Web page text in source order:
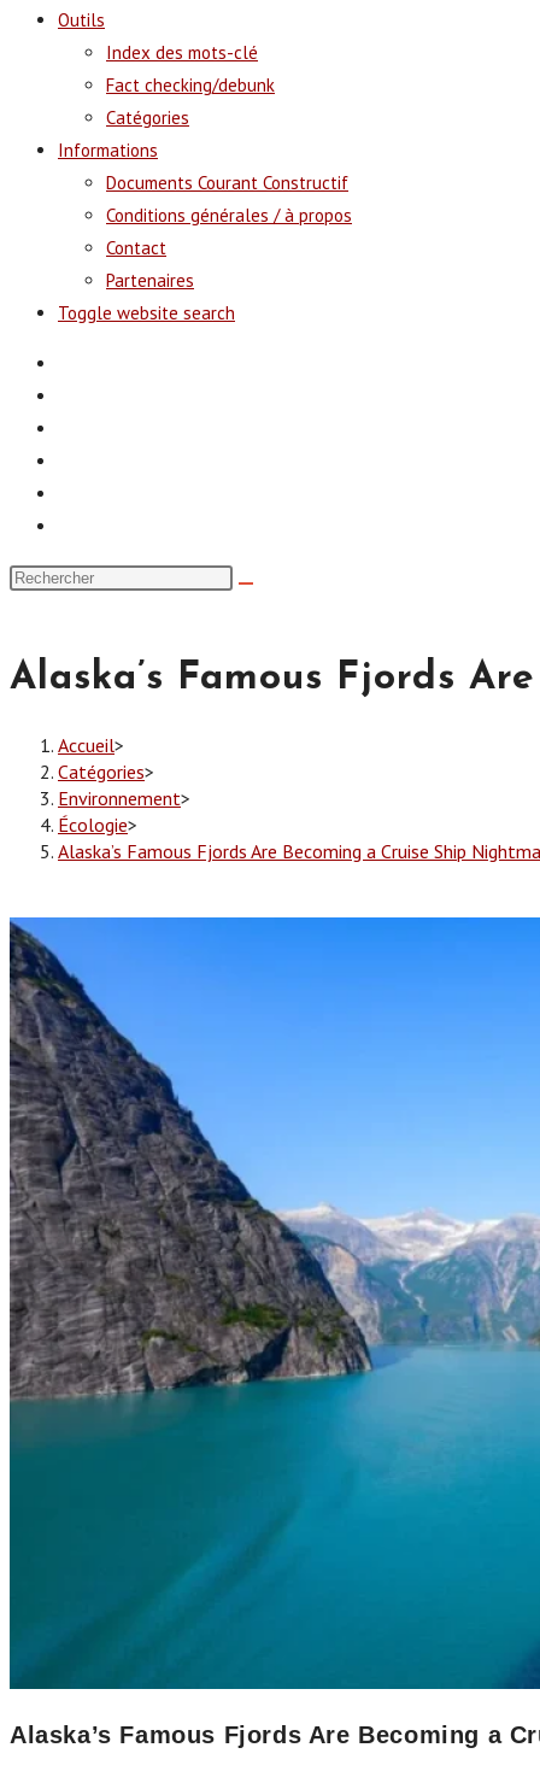
Outils
Index des mots-clé
Fact checking/debunk
Catégories
Informations
Documents Courant Constructif
Conditions générales / à propos
Contact
Partenaires
Toggle website search
Alaska’s Famous Fjords
Accueil>
Catégories>
Environnement>
Écologie>
Alaska’s Famous Fjords Are Becoming a Cruise Ship
Alaska’s Famous Fjords Are Becoming a